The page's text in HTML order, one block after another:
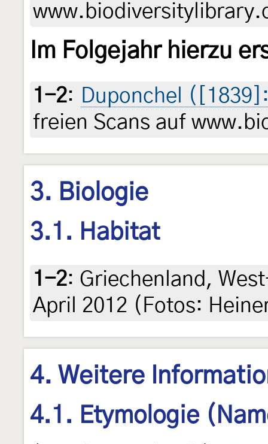
Im Folgejahr hierzu
1-2: Duponchel
freien Scans auf
3. Biologie
3.1. Habitat
1-2: Griechenland,
April 2012 (Fotos:
4. Weitere
4.1. Etymologie